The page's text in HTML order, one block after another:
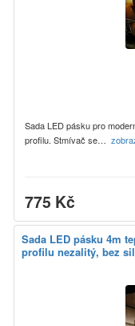
Sada LED pásku pro
profilu. Stmívač se…
775 Kč
Sada LED pásku 4m
profilu nezalitý, bez